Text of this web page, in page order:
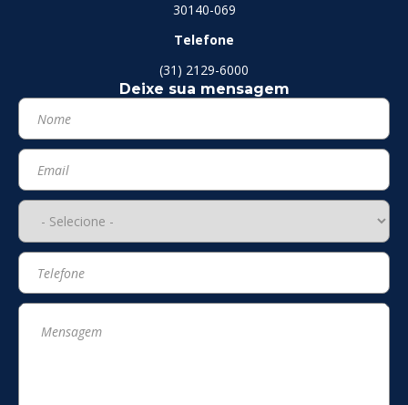
30140-069
Telefone
(31) 2129-6000
Deixe sua mensagem